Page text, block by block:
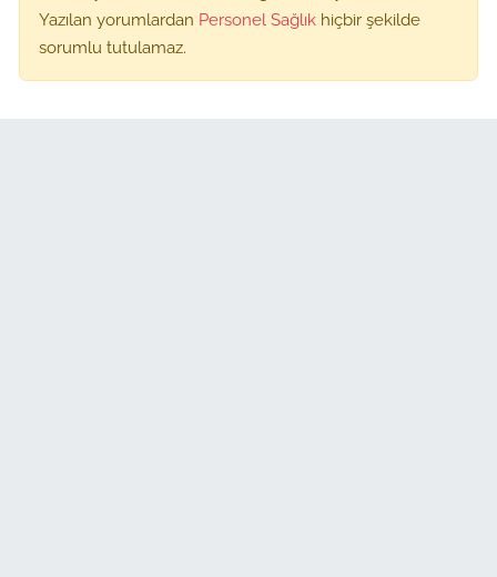
Yazılan yorumlardan Personel Sağlık hiçbir şekilde
sorumlu tutulamaz.